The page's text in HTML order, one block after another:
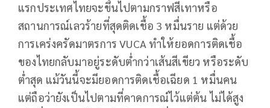
แรกประเทศไทยจะขึ้นไปตามกราฟสีเทาหรือ
สถานการณ์เลวร้ายที่สุดติดเชื้อ 3 หมื่นราย แต่ด้วย
การเคร่งครัดมาตรการ VUCA ทำให้ยอดการติดเชื้อ
ของไทยกลับมาอยู่ระดับต่ำกว่าเส้นสีเขียว หรือระดับ
ต่ำสุด แม้วันนี้จะมียอดการติดเชื้อเฉียด 1 หมื่นคน
แต่ถือว่ายังเป็นไปตามที่คาดการณ์ไว้แต่ต้น ไม่ได้สูง